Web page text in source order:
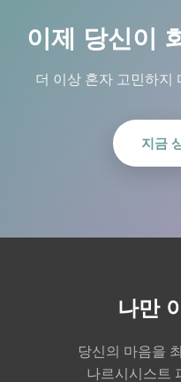
이제 당신이
더 이상 혼자 고민하지
지금
나만
당신의 마음을
나르시시스트